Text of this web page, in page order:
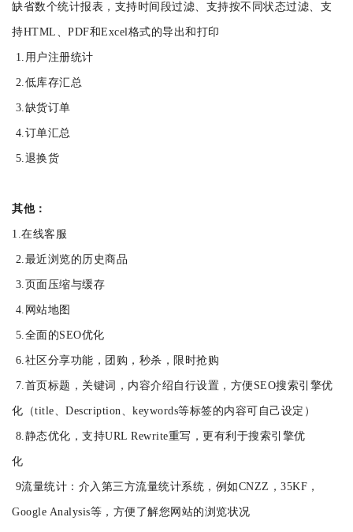
缺省数个统计报表，支持时间段过滤、支持按不同状态过滤、支
持HTML、PDF和Excel格式的导出和打印
1.用户注册统计
2.低库存汇总
3.缺货订单
4.订单汇总
5.退换货
其他：
1.在线客服
2.最近浏览的历史商品
3.页面压缩与缓存
4.网站地图
5.全面的SEO优化
6.社区分享功能，团购，秒杀，限时抢购
7.首页标题，关键词，内容介绍自行设置，方便SEO搜索引擎优
化（title、Description、keywords等标签的内容可自己设定）
8.静态优化，支持URL Rewrite重写，更有利于搜索引擎优
化
9流量统计：介入第三方流量统计系统，例如CNZZ，35KF，
Google Analysis等，方便了解您网站的浏览状况